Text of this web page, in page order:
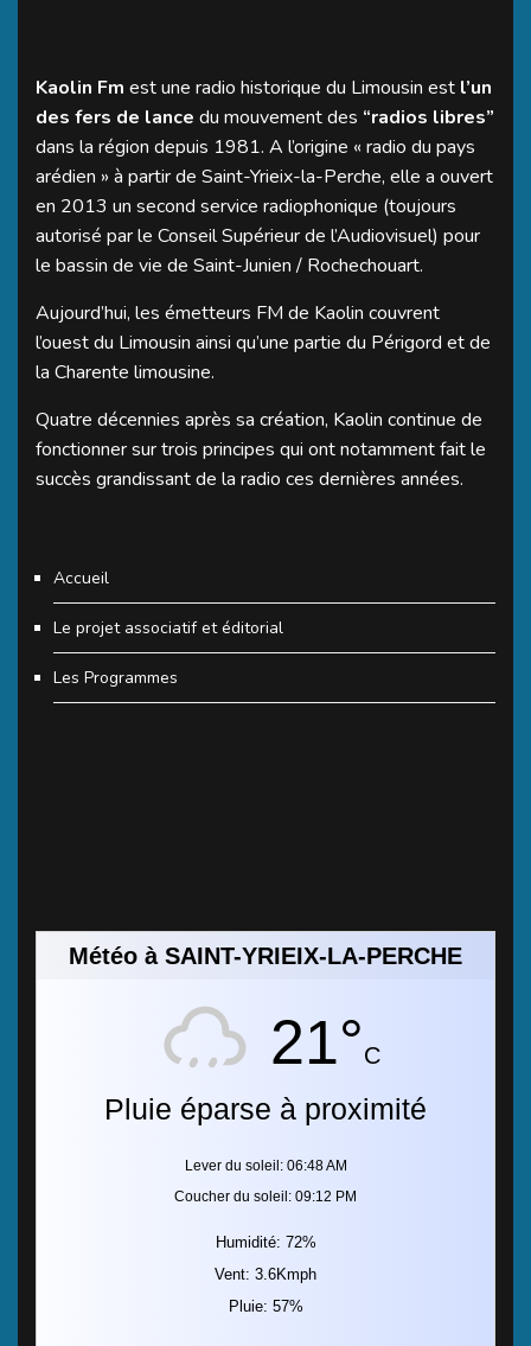
Kaolin Fm est une radio historique du Limousin est l’un
des fers de lance du mouvement des “radios libres”
dans la région depuis 1981. A l’origine « radio du pays
arédien » à partir de Saint-Yrieix-la-Perche, elle a ouvert
en 2013 un second service radiophonique (toujours
autorisé par le Conseil Supérieur de l’Audiovisuel) pour
le bassin de vie de Saint-Junien / Rochechouart.
Aujourd’hui, les émetteurs FM de Kaolin couvrent
l’ouest du Limousin ainsi qu’une partie du Périgord et de
la Charente limousine.
Quatre décennies après sa création, Kaolin continue de
fonctionner sur trois principes qui ont notamment fait le
succès grandissant de la radio ces dernières années.
Accueil
Le projet associatif et éditorial
Les Programmes
Météo à SAINT-YRIEIX-LA-PERCHE
21°C
Pluie éparse à proximité
Lever du soleil: 06:48 AM
Coucher du soleil: 09:12 PM
Humidité: 72%
Vent: 3.6Kmph
Pluie: 57%